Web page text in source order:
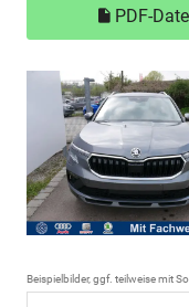
PDF-
Beispielbilder, ggf. teilweise mit